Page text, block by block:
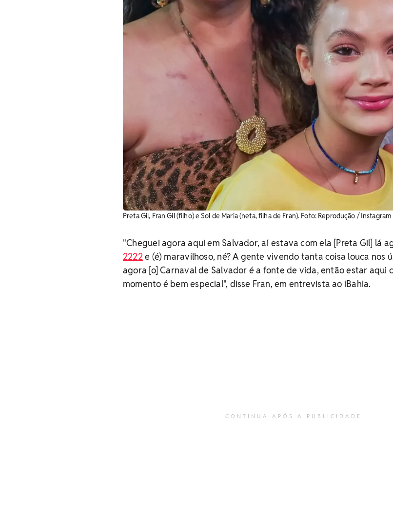
Preta Gil, Fran Gil (filho) e Sol de Maria (neta, filha de Fran). ​Foto: Reprodução / Instagram
"Cheguei agora aqui em Salvador, aí estava com ela [Preta Gil] lá
2222e (é) maravilhoso, né? A gente vivendo tanta coisa louca nos
agora [o] Carnaval de Salvador é a fonte de vida, então estar aqui
momento é bem especial", disse Fran, em entrevista ao iBahia.
CONTINUA APÓS A PUBLICIDADE